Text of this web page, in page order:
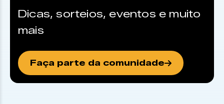
Dicas, sorteios, eventos e muito
mais
Faça parte da comunidade